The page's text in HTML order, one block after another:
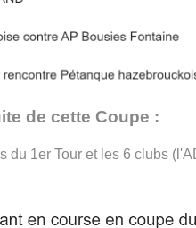
de cette Coupe :
du 1er Tour et les 6 clubs